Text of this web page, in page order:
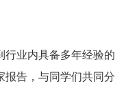
行业内具备多年经验的
报告，与同学们共同分